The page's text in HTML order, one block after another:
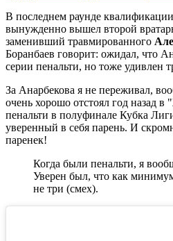
В последнем раунде
вынужденно вышел второй
заменивший травмированного
Боранбаев говорит: ожидал, что
серии пенальти, но тоже удивлен
За Анарбекова я не переживал,
очень хорошо отстоял год назад
пенальти в полуфинале Кубка
уверенный в себя парень. И
паренек!
Когда были пенальти, я
Уверен был, что как
не три (смех).